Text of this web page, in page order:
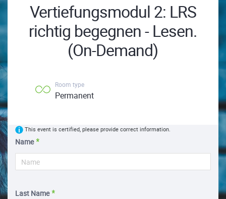
Vertiefungsmodul 2: LRS
richtig begegnen - Lesen.
(On-Demand)
Room type
Permanent
This event is certified, please provide correct information.
Name
Last Name